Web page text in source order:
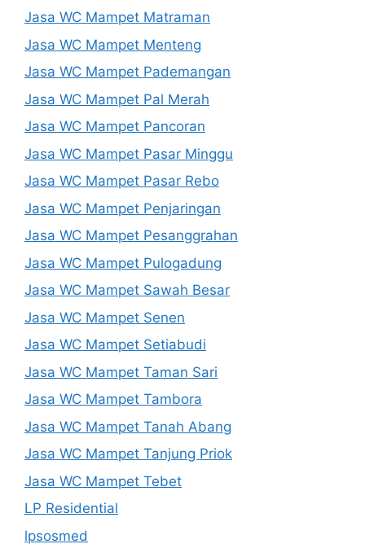
Jasa WC Mampet Matraman
Jasa WC Mampet Menteng
Jasa WC Mampet Pademangan
Jasa WC Mampet Pal Merah
Jasa WC Mampet Pancoran
Jasa WC Mampet Pasar Minggu
Jasa WC Mampet Pasar Rebo
Jasa WC Mampet Penjaringan
Jasa WC Mampet Pesanggrahan
Jasa WC Mampet Pulogadung
Jasa WC Mampet Sawah Besar
Jasa WC Mampet Senen
Jasa WC Mampet Setiabudi
Jasa WC Mampet Taman Sari
Jasa WC Mampet Tambora
Jasa WC Mampet Tanah Abang
Jasa WC Mampet Tanjung Priok
Jasa WC Mampet Tebet
LP Residential
lpsosmed